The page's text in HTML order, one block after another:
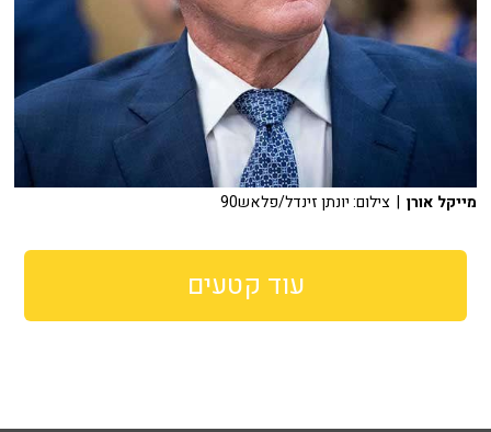
מייקל אורן | צילום: יונתן זינדל/פלאש90
עוד קטעים